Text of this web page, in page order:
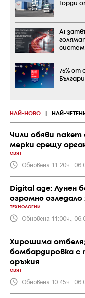
НАЙ-НОВО НАЙ-ЧЕТЕНИ
Чили обяви пакет
мерки срещу
СВЯТ
Обновена 11:20ч.,
Digital age: Лунен
огромно
ТЕХНОЛОГИИ
Обновена 11:00ч.,
Хирошима
бомбардировка с
оръжия
СВЯТ
Обновена 10:45ч.,
Горди
А1
75% от